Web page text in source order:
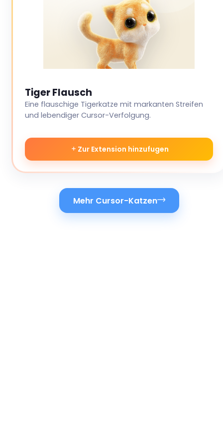
Tiger Flausch
Eine flauschige Tigerkatze mit markanten Streifen
und lebendiger Cursor-Verfolgung.
Zur Extension hinzufugen
Mehr Cursor-Katzen